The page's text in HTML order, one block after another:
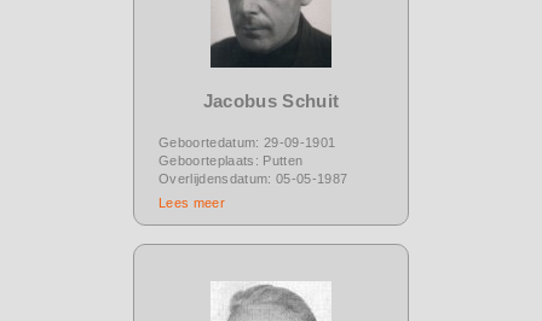
Jacobus Schuit
Geboortedatum: 29-09-1901
Geboorteplaats: Putten
Overlijdensdatum: 05-05-1987
Lees meer